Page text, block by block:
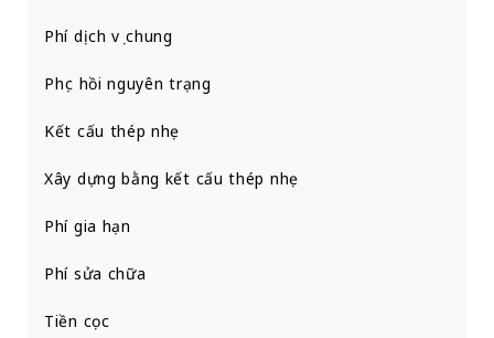
Phí dịch vụ chung
Phục hồi nguyên trạng
Kết cấu thép nhẹ
Xây dựng bằng kết cấu thép nhẹ
Phí gia hạn
Phí sửa chữa
Tiền cọc